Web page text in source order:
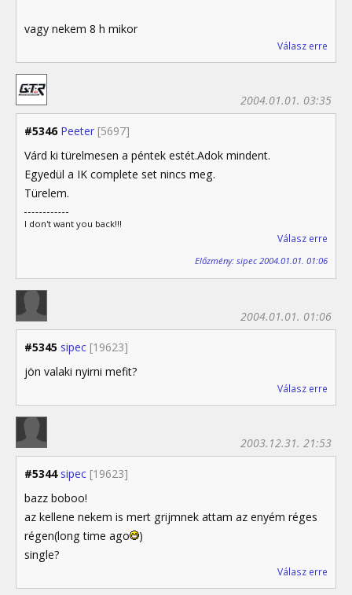
vagy nekem 8 h mikor
Válasz erre
#5346 Peeter [5697]
2004.01.01. 03:35
Várd ki türelmesen a péntek estét.Adok mindent.
Egyedül a IK complete set nincs meg.
Türelem.
I don't want you back!!!
Válasz erre
Előzmény: sipec 2004.01.01. 01:06
#5345 sipec [19623]
2004.01.01. 01:06
jön valaki nyirni mefit?
Válasz erre
#5344 sipec [19623]
2003.12.31. 21:53
bazz boboo!
az kellene nekem is mert grijmnek attam az enyém réges
régen(long time ago
)
single?
Válasz erre